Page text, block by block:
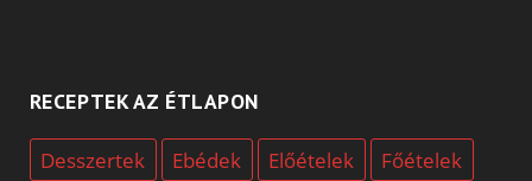
RECEPTEK AZ ÉTLAPON
Desszertek Ebédek Előételek
Főételek